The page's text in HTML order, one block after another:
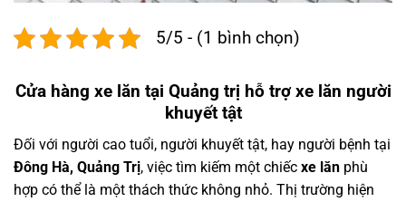
5/5 - (1 bình chọn)
Cửa hàng xe lăn tại Quảng trị hỗ trợ xe lăn người
khuyết tật
Đối với người cao tuổi, người khuyết tật, hay người bệnh tại
Đông Hà, Quảng Trị, việc tìm kiếm một chiếc xe lăn phù
hợp có thể là một thách thức không nhỏ. Thị trường hiện